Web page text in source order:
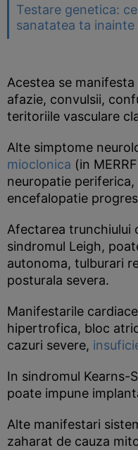
Testare genetica:
sanatatea ta
Acestea se
afazie, convulsii,
teritoriile vasculare
Alte simptome
mioclonica (in
neuropatie
encefalopatie
Afectarea trunchiului
sindromul Leigh,
autonoma, tulburari
posturala severa.
Manifestarile
hipertrofica, bloc
cazuri severe,
In sindromul Kearns-
poate impune
Alte manifestari
zaharat de cauza